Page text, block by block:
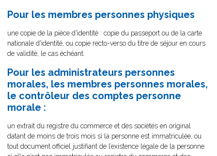
Pour les membres personnes physiques
une copie de la pièce d'identité : copie du passeport ou de la carte
nationale d'identité, ou copie recto-verso du titre de séjour en cours
de validité, le cas échéant.
Pour les administrateurs personnes
morales, les membres personnes morales,
le contrôleur des comptes personne
morale :
un extrait du registre du commerce et des sociétés en original
datant de moins de trois mois si la personne est immatriculée, ou
tout document officiel justifiant de l’existence légale de la personne